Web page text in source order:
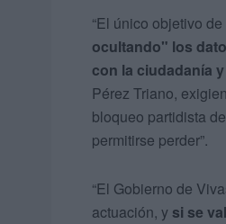
“El único objetivo
ocultando" los
con la ciudadanía
Pérez Triano,
bloqueo partidista
permitirse perder”.
“El Gobierno de
actuación, y si se